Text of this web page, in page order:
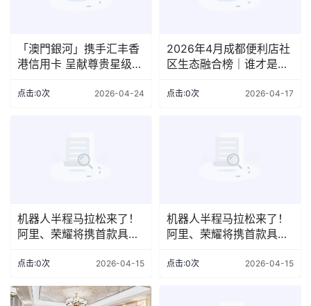
「澳門銀河」携手汇丰香
港信用卡 呈献尊贵星级礼
点击:0次 2026-04-24
2026年4月成都便利店社
区生态融合榜｜谁才是真
点击:0次 2026-04-17
机器人半程马拉松来了！
阿里、荣耀将携首款具身
点击:0次 2026-04-15
机器人半程马拉松来了！
阿里、荣耀将携首款具身
点击:0次 2026-04-15